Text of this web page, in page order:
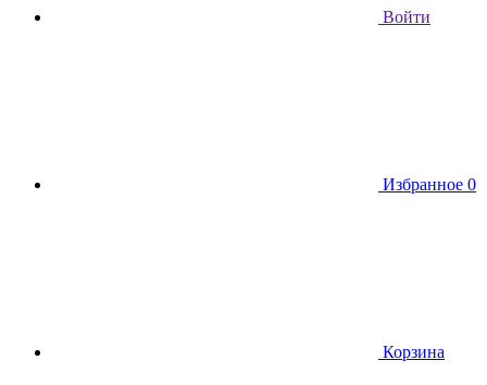
Войти
Избранное 0
Корзина